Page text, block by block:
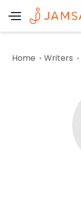
Home Writers